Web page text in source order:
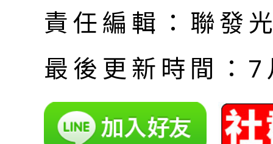
責任編輯：聯發
最後更新時間